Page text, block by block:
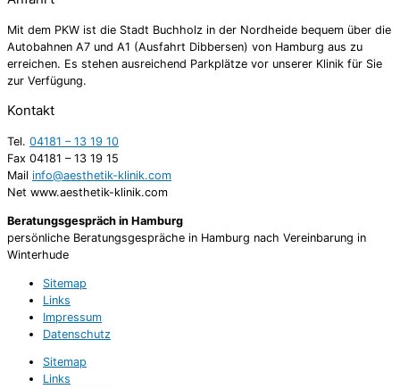
Mit dem PKW ist die Stadt Buchholz in der Nordheide bequem über die
Autobahnen A7 und A1 (Ausfahrt Dibbersen) von Hamburg aus zu
erreichen. Es stehen ausreichend Parkplätze vor unserer Klinik für Sie
zur Verfügung.
Kontakt
Tel. 04181 – 13 19 10
Fax 04181 – 13 19 15
Mail info@aesthetik-klinik.com
Net www.aesthetik-klinik.com
Beratungsgespräch in Hamburg
persönliche Beratungsgespräche in Hamburg nach Vereinbarung in
Winterhude
Sitemap
Links
Impressum
Datenschutz
Sitemap
Links